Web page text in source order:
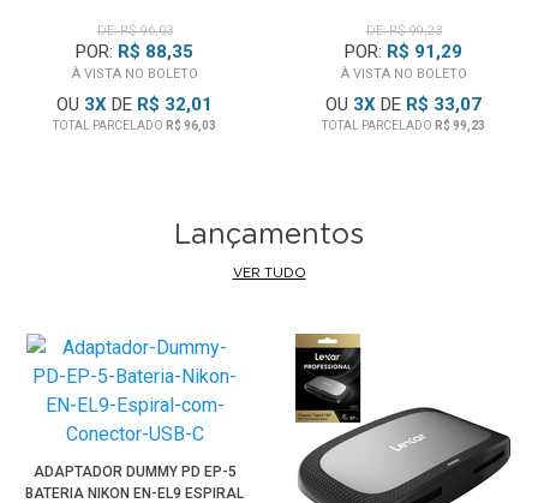
DE: R$ 96,03
POR: R$ 88,35
À VISTA NO BOLETO
OU 3X DE R$ 32,01
TOTAL PARCELADO R$ 96,03
DE: R$ 99,23
POR: R$ 91,29
À VISTA NO BOLETO
OU 3X DE R$ 33,07
TOTAL PARCELADO R$ 99,23
Lançamentos
VER TUDO
ADAPTADOR DUMMY PD EP-5
BATERIA NIKON EN-EL9 ESPIRAL